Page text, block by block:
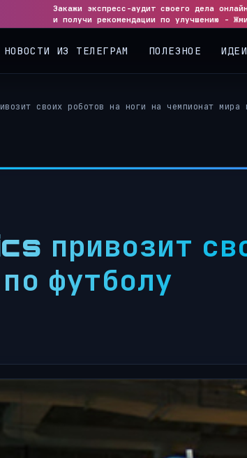
◀
Закажи экспресс-аудит своего дела
и получи рекомендации по улучшению -
▶
своих роботов на ноги на чемпионат мира
привозит
футболу